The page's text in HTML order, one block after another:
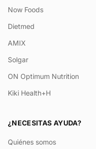
Now Foods
Dietmed
AMIX
Solgar
ON Optimum Nutrition
Kiki Health+H
¿NECESITAS AYUDA?
Quiénes somos